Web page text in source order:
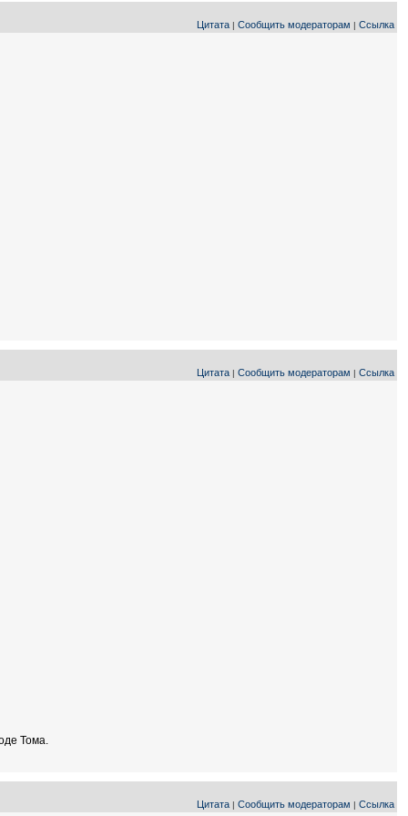
Цитата | Сообщить модераторам | Ссылка
Цитата | Сообщить модераторам | Ссылка
Тома.
Цитата | Сообщить модераторам | Ссылка